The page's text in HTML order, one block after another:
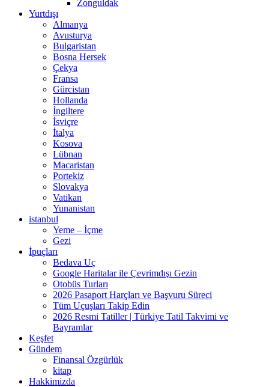
Zonguldak
Yurtdışı
Almanya
Avusturya
Bulgaristan
Bosna Hersek
Çekya
Fransa
Gürcistan
Hollanda
İngiltere
İsviçre
İtalya
Kosova
Lübnan
Macaristan
Portekiz
Slovakya
Vatikan
Yunanistan
istanbul
Yeme – İçme
Gezi
İpuçları
Bedava Uç
Google Haritalar ile Çevrimdışı Gezin
Otobüs Turları
2026 Pasaport Harçları ve Başvuru Süreci
Tüm Uçuşları Takip Edin
2026 Resmi Tatiller | Türkiye Tatil Takvimi ve
Bayramlar
Keşfet
Gündem
Finansal Özgürlük
kitap
Hakkimizda